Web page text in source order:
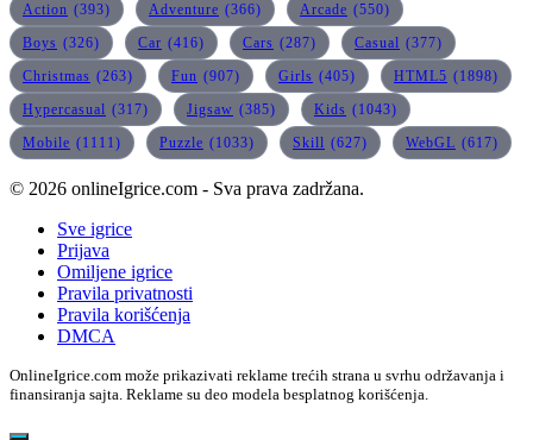
Action (393) Adventure (366) Arcade (550)
Boys (326) Car (416) Cars (287) Casual (377)
Christmas (263) Fun (907) Girls (405) HTML5 (1898)
Hypercasual (317) Jigsaw (385) Kids (1043)
Mobile (1111) Puzzle (1033) Skill (627) WebGL (617)
© 2026 onlineIgrice.com - Sva prava zadržana.
Sve igrice
Prijava
Omiljene igrice
Pravila privatnosti
Pravila korišćenja
DMCA
OnlineIgrice.com može prikazivati reklame trećih strana u svrhu održavanja i
finansiranja sajta. Reklame su deo modela besplatnog korišćenja.